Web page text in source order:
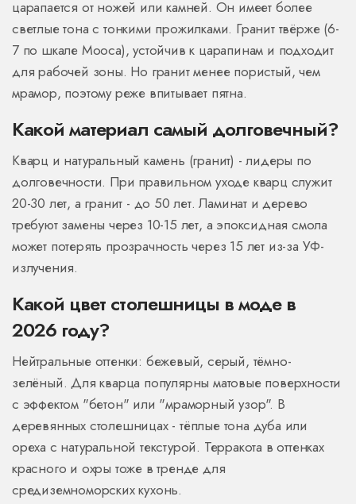
царапается от ножей или камней. Он имеет более
светлые тона с тонкими прожилками. Гранит твёрже (6-
7 по шкале Мооса), устойчив к царапинам и подходит
для рабочей зоны. Но гранит менее пористый, чем
мрамор, поэтому реже впитывает пятна.
Какой материал самый долговечный?
Кварц и натуральный камень (гранит) - лидеры по
долговечности. При правильном уходе кварц служит
20-30 лет, а гранит - до 50 лет. Ламинат и дерево
требуют замены через 10-15 лет, а эпоксидная смола
может потерять прозрачность через 15 лет из-за УФ-
излучения.
Какой цвет столешницы в моде в
2026 году?
Нейтральные оттенки: бежевый, серый, тёмно-
зелёный. Для кварца популярны матовые поверхности
с эффектом "бетон" или "мраморный узор". В
деревянных столешницах - тёплые тона дуба или
ореха с натуральной текстурой. Терракота в оттенках
красного и охры тоже в тренде для
средиземноморских кухонь.